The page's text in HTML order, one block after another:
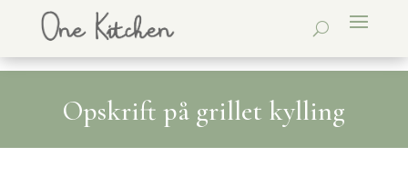
Opskrift på grillet kylling